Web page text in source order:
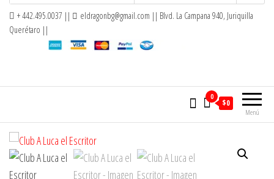
+ 442.495.0037 ||
eldragonbg@gmail.com || Blvd. La Campana 940, Juriquilla
Querétaro ||
Menú
0
$0